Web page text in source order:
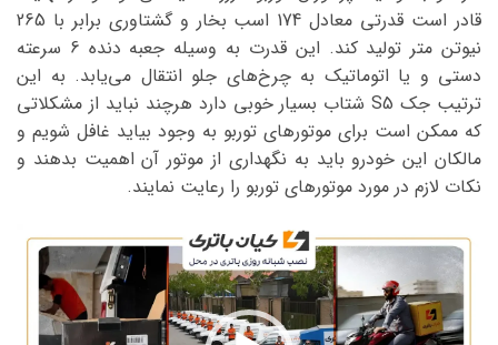
قادر است قدرتی معادل 174 اسب بخار و گشتاوری برابر با 265
نیوتن متر تولید کند. این قدرت به وسیله جعبه دنده 6 سرعته
دستی و یا اتوماتیک به چرخ‌های جلو انتقال می‌یابد. به این
ترتیب جک S5 شتاب بسیار خوبی دارد هرچند نباید از مشکلاتی
که ممکن است برای موتورهای توربو به وجود بیاید غافل شویم و
مالکان این خودرو باید به نگهداری از موتور آن اهمیت بدهند و
نکات لازم در مورد موتورهای توربو را رعایت نمایند.
نمایشگر
ویدیو